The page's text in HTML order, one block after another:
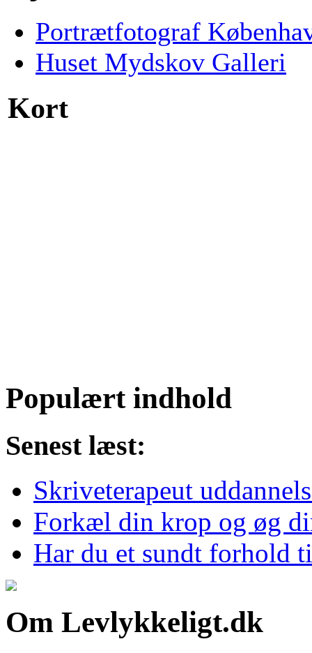
Portrætfotograf
Huset Mydskov Galleri
Kort
Populært indhold
Senest læst:
Skriveterapeut
Forkæl din krop og øg
Har du et sundt forhold
Om Levlykkeligt.dk